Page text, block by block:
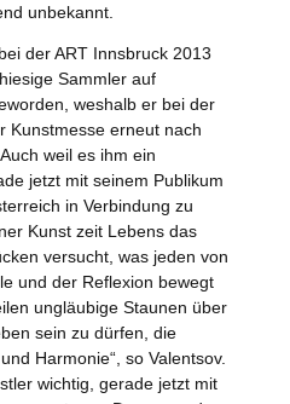
unbekannt.
der ART Innsbruck 2013
Sammler auf
weshalb er bei der
Kunstmesse erneut nach
weil es ihm ein
jetzt mit seinem Publikum
in Verbindung zu
Kunst zeit Lebens das
versucht, was jeden von
und der Reflexion bewegt
ungläubige Staunen über
sein zu dürfen, die
Harmonie“, so Valentsov.
wichtig, gerade jetzt mit